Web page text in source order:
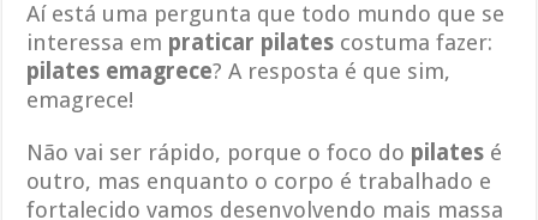
Aí está uma pergunta que todo mundo que se
interessa em praticar pilates costuma fazer:
pilates emagrece? A resposta é que sim,
emagrece!
Não vai ser rápido, porque o foco do pilates é
outro, mas enquanto o corpo é trabalhado e
fortalecido vamos desenvolvendo mais massa